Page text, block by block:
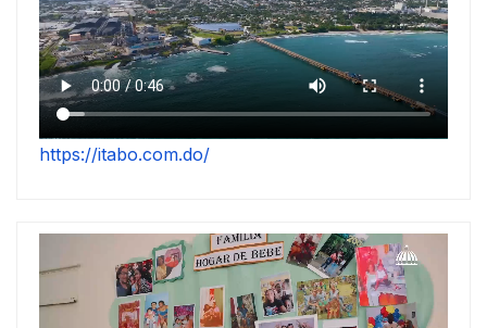
https://itabo.com.do/